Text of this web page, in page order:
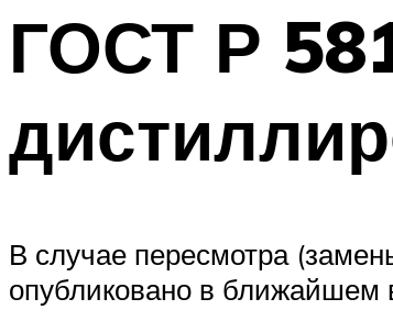
ГОСТ Р
В случае пересмотра
опубликовано в ближайшем